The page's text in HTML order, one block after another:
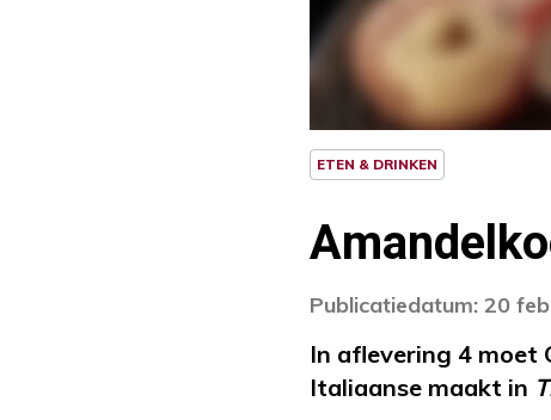
ETEN & DRINKEN
Publicatiedatum: 20
In aflevering 4 moet
Italiaanse maakt in